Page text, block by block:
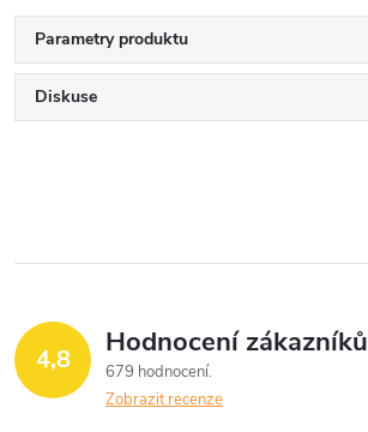
Parametry produktu
Diskuse
4,8 Hodnocení zákazníků
679 hodnocení
Zobrazit recenze